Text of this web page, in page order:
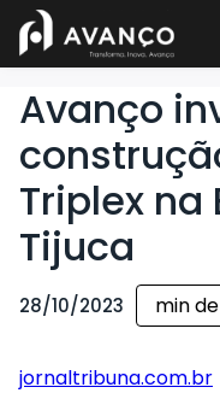
Avanço
Triplex na
Tijuca
28/10/2023 min
jornaltribuna.com.br